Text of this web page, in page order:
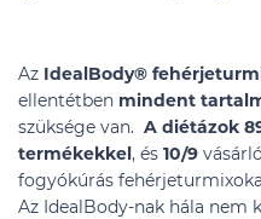
Az IdealBody®
ellentétben mindent
szüksége van. A diétázok
termékekkel, és 10/9
fogyókúrás
Az IdealBody-nak hála nem